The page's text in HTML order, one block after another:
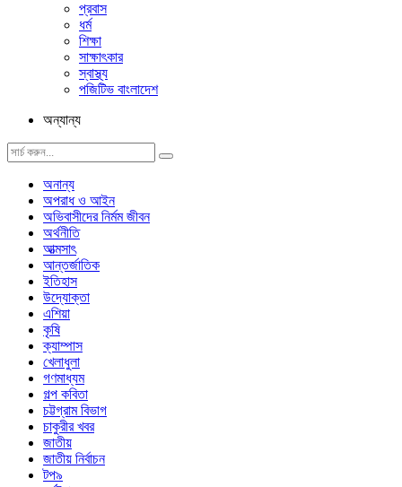
প্রবাস
ধর্ম
শিক্ষা
সাক্ষাৎকার
স্বাস্থ্য
পজিটিভ বাংলাদেশ
অন্যান্য
অনান্য
অপরাধ ও আইন
অভিবাসীদের নির্মম জীবন
অর্থনীতি
আত্মসাৎ
আন্তর্জাতিক
ইতিহাস
উদ্যোক্তা
এশিয়া
কৃষি
ক্যাম্পাস
খেলাধুলা
গণমাধ্যম
গল্প ক‌বিতা
চট্টগ্রাম বিভাগ
চাকুরীর খবর
জাতীয়
জাতীয় নির্বাচন
টপ৯